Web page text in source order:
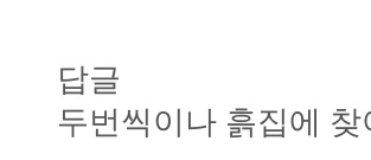
답글
두번씩이나 흙집에